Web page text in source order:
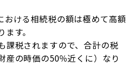
おける相続税の額は極めて高額
す。
課税されますので、合計の税
産の時価の50％近くに）なり